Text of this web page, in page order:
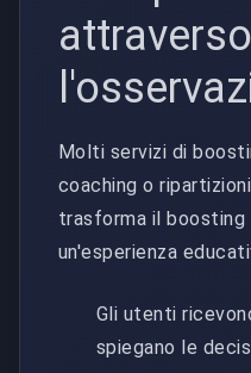
attraverso
Molti servizi di
coaching o
trasforma il boosting
un'esperienza
Gli utenti
spiegano le